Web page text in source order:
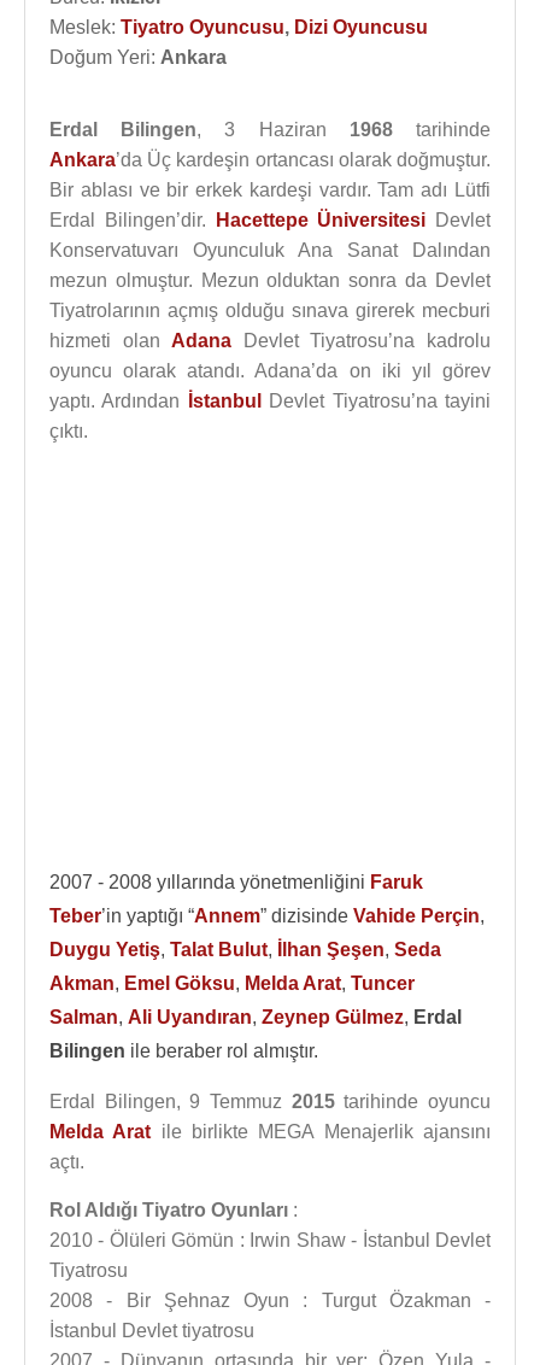
Meslek: Tiyatro Oyuncusu, Dizi Oyuncusu
Doğum Yeri: Ankara
Erdal Bilingen, 3 Haziran 1968tarihinde
Ankara’da Üç kardeşin ortancası olarak doğmuştur.
Bir ablası ve bir erkek kardeşi vardır. Tam adı Lütfi
Erdal Bilingen’dir.
Hacettepe Üniversitesi Devlet
Konservatuvarı Oyunculuk Ana Sanat Dalından
mezun olmuştur. Mezun olduktan sonra da Devlet
Tiyatrolarının açmış olduğu sınava girerek mecburi
hizmeti olanAdana Devlet Tiyatrosu’na kadrolu
oyuncu olarak atandı. Adana’da on iki yıl görev
yaptı. Ardından
İstanbul
Devlet Tiyatrosu’na tayini
çıktı.
2007 - 2008 yıllarında yönetmenliğini Faruk
Teber’in yaptığı “Annem” dizisinde Vahide Perçin,
Duygu Yetiş, Talat Bulut, İlhan Şeşen, Seda
Akman, Emel Göksu, Melda Arat, Tuncer
Salman, Ali Uyandıran, Zeynep Gülmez, Erdal
Bilingen ile beraber rol almıştır.
Erdal Bilingen, 9 Temmuz 2015tarihinde oyuncu
Melda Arat ile birlikte MEGA Menajerlik ajansını
açtı.
Rol Aldığı Tiyatro Oyunları :
2010 - Ölüleri Gömün : Irwin Shaw - İstanbul Devlet
Tiyatrosu
2008 - Bir Şehnaz Oyun : Turgut Özakman -
İstanbul Devlet tiyatrosu
2007 - Dünyanın ortasında bir yer: Özen Yula -